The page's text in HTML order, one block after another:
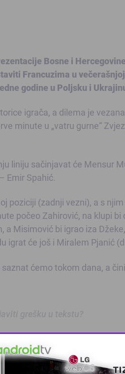
Bosne i
Francuzima u
godine u Poljsku i
igrača, a dilema je
minute u „vatru gurne“
liniju sačinjavat će Mensur
Emir Spahić.
poziciji (zadnji vezni), a s
počeo Zahirović, na klupi
a Misimović bi igrao iza
igrat će još i Miralem Pjanić
ćemo tokom dana, a